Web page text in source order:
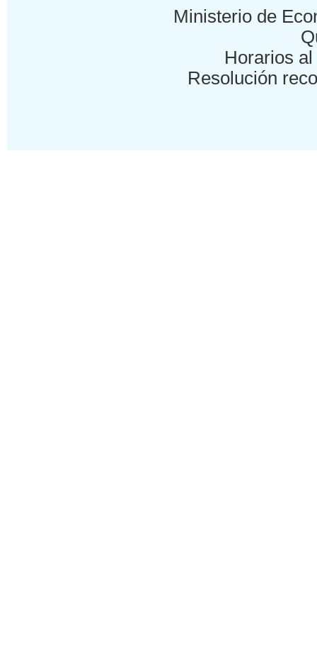
Ministerio de
Horarios
Resolución